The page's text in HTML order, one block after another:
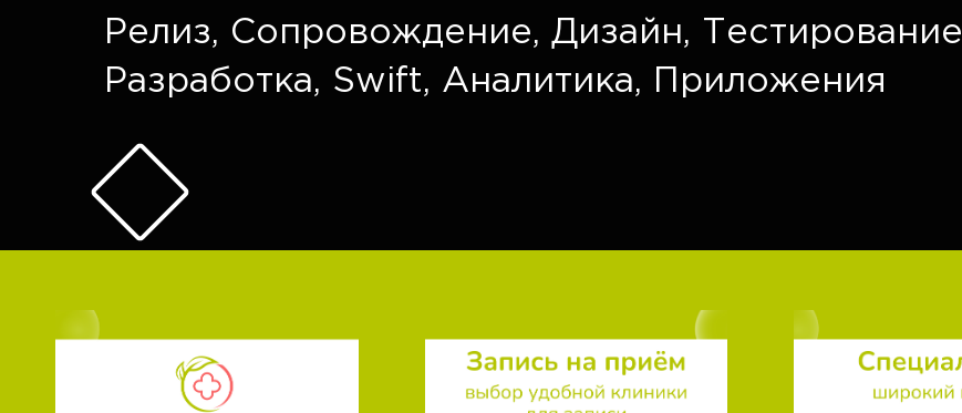
Релиз, Сопровождение, Дизайн, Тестирование
Разработка, Swift, Аналитика, Приложения